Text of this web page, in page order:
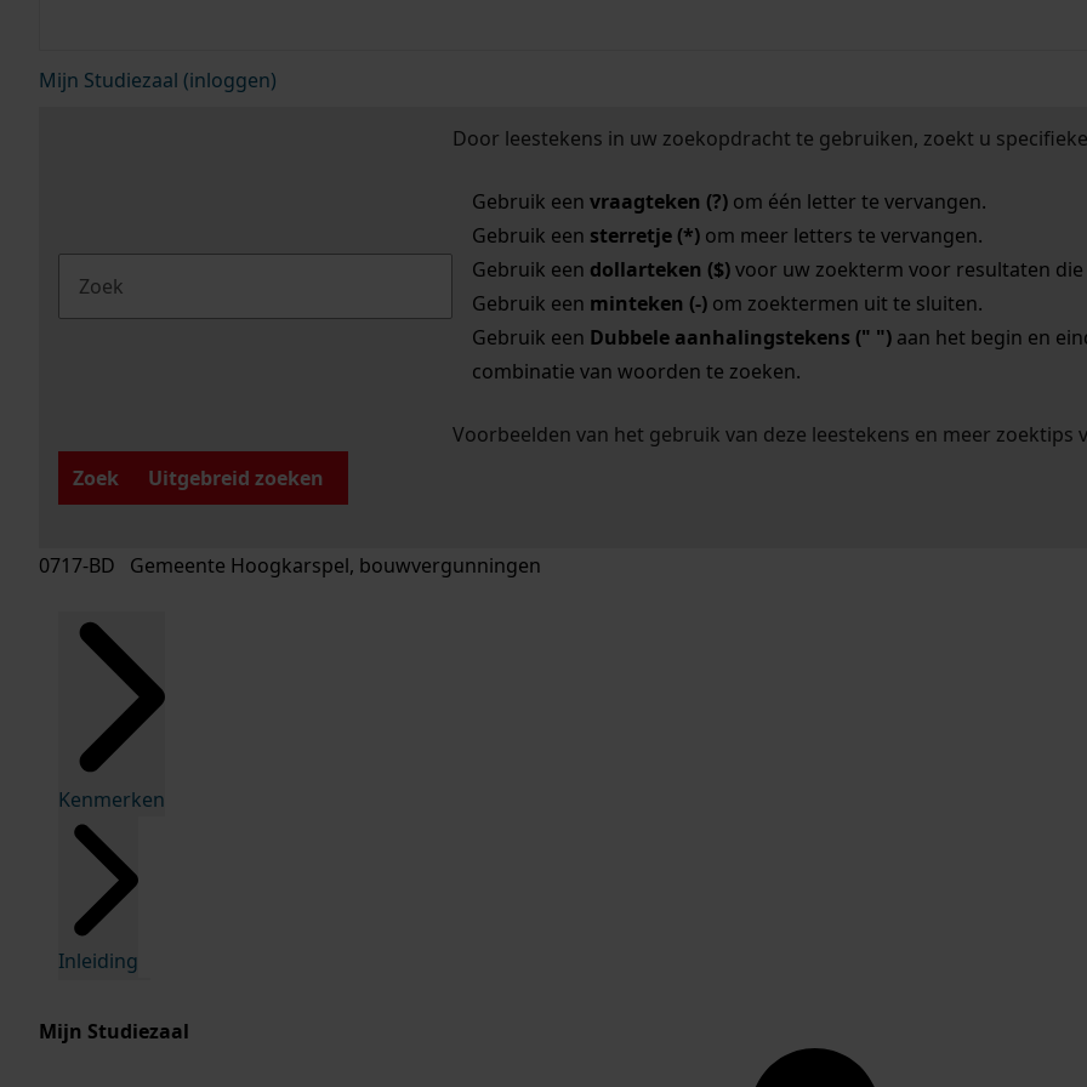
Mijn Studiezaal (inloggen)
Door leestekens in uw zoekopdracht te gebruiken, zoekt u
Gebruik een vraagteken (?)om één letter te vervangen.
Gebruik een sterretje (*)om meer letters te vervangen.
Gebruik een dollarteken ($)voor uw zoekterm voor resultaten die
Gebruik een minteken (-)om zoektermen uit te sluiten.
Gebruik een Dubbele aanhalingstekens (" ")aan het begin en
combinatie van woorden te zoeken.
Voorbeelden van het gebruik van deze leestekens en meer zoektips
Zoek
Uitgebreid zoeken
0717-BD Gemeente Hoogkarspel, bouwvergunningen
Kenmerken
Inleiding
Mijn Studiezaal